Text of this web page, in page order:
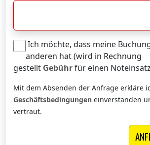
Ich möchte, dass meine
anderen hat (wird in Rechnung
gestellt Gebührfür einen
Mit dem Absenden der Anfrage erkläre
Geschäftsbedingungen einverstanden
vertraut.